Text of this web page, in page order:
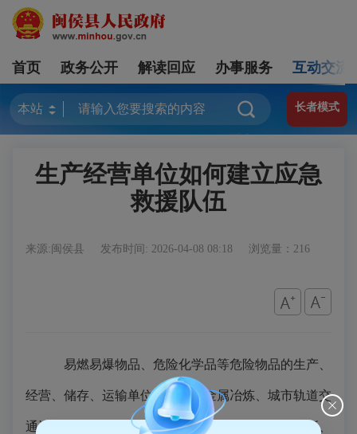
首页 政务公开 解读回应 办事服务 互动交流
长者模式
生产经营单位如何建立应急
救援队伍
来源:闽侯县 发布时间: 2026-04-08 08:18 浏览量：216
易燃易爆物品、危险化学品等危险物品的生产、
经营、储存、运输单位，矿山、金属冶炼、城市轨道交
通运营、建筑施工单位，以及宾馆、商场、娱乐场所、